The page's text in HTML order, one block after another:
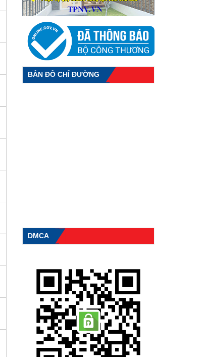
BẢN ĐỒ CHỈ ĐƯỜNG
DMCA